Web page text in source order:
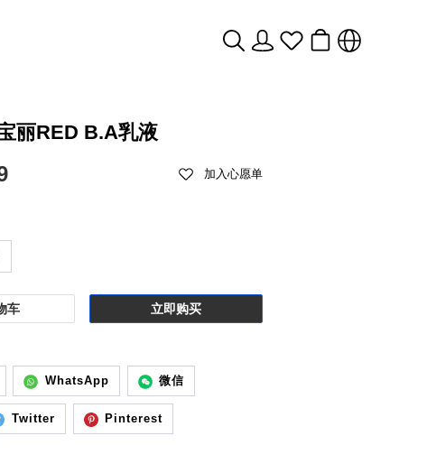
丽RED B.A乳液
加入心愿单
车 立即购买
WhatsApp 微信
Twitter Pinterest